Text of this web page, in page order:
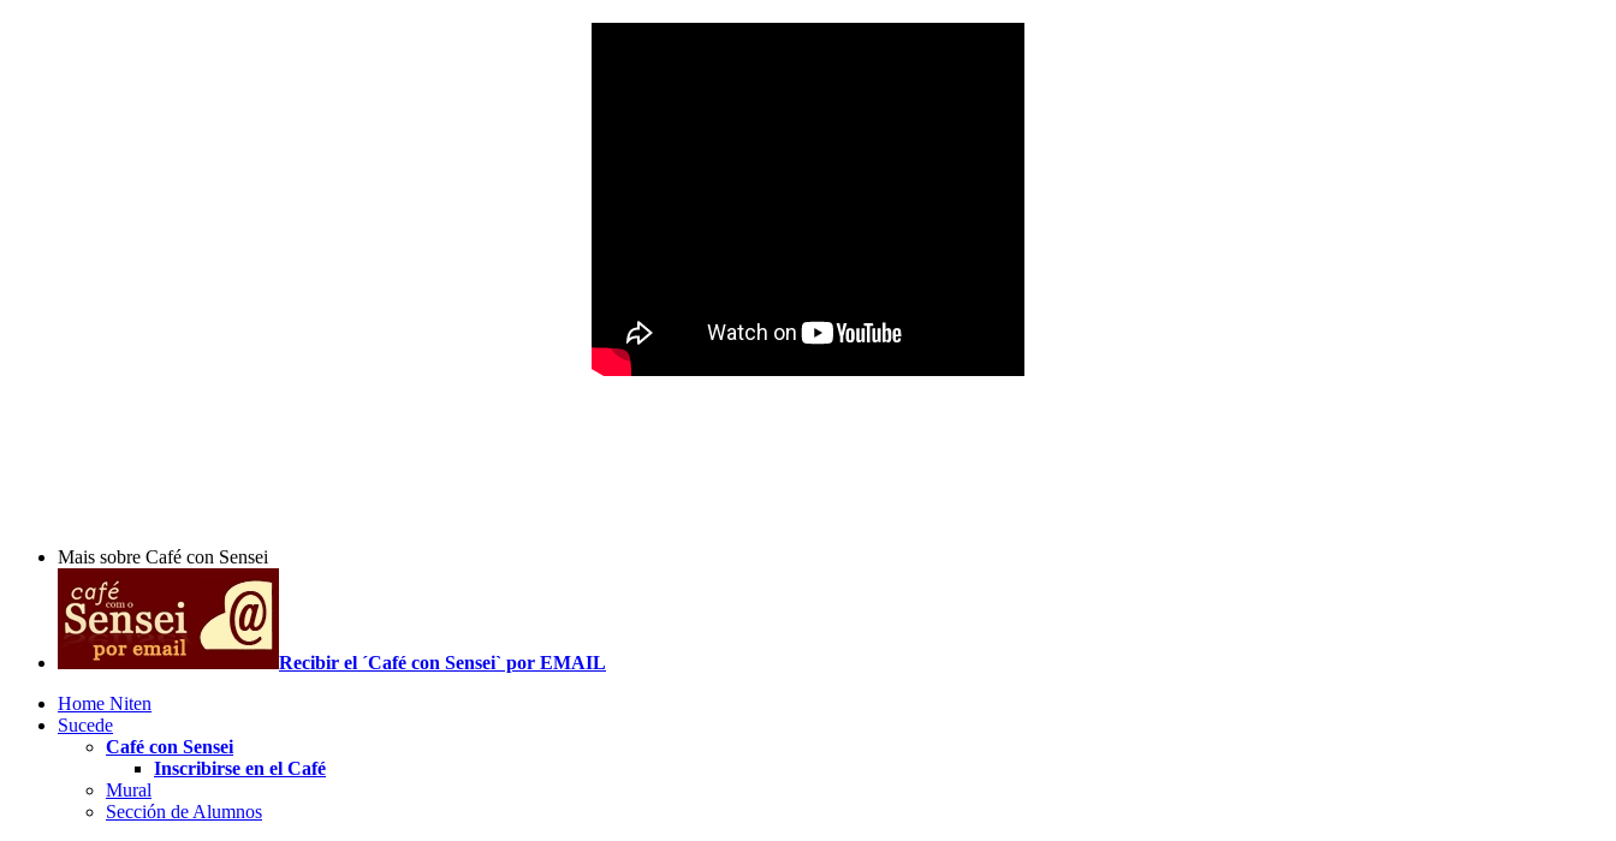
Mais sobre Café con Sensei
Recibir el ´Café con Sensei` por EMAIL
Home Niten
Sucede
Café con Sensei
Inscribirse en el Café
Mural
Sección de Alumnos